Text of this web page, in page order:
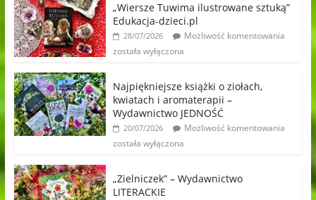
„Wiersze Tuwima ilustrowane sztuką”
Edukacja-dzieci.pl
28/07/2026
Możliwość komentowania
została wyłączona
Najpiękniejsze książki o ziołach,
kwiatach i aromaterapii –
Wydawnictwo JEDNOŚĆ
20/07/2026
Możliwość komentowania
została wyłączona
„Zielniczek” – Wydawnictwo
LITERACKIE